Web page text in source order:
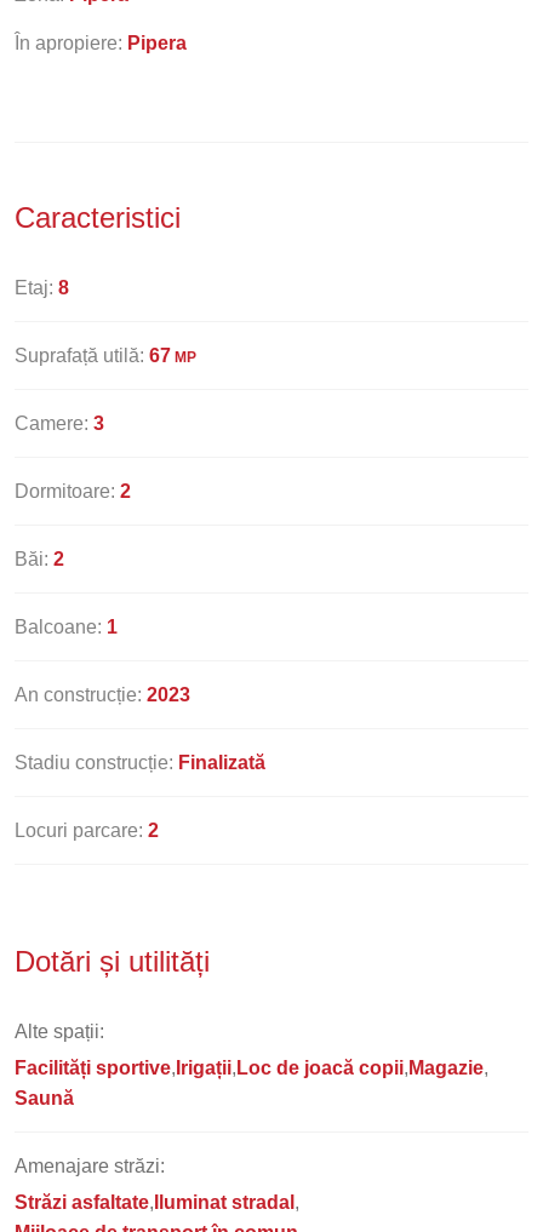
În apropiere: Pipera
Caracteristici
Etaj: 8
Suprafață utilă: 67 MP
Camere: 3
Dormitoare: 2
Băi: 2
Balcoane: 1
An construcție: 2023
Stadiu construcție: Finalizată
Locuri parcare: 2
Dotări și utilități
Alte spații:
Facilități sportive Irigații Loc de joacă copii Magazie
Saună
Amenajare străzi:
Străzi asfaltate
Iluminat stradal